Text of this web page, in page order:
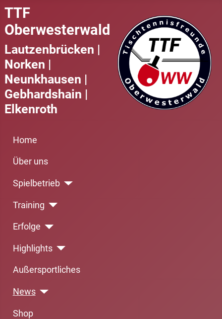
TTF
Oberwesterwald
Lautzenbrücken |
Norken |
Neunkhausen |
Gebhardshain |
Elkenroth
Home
Über uns
Spielbetrieb
Training
Erfolge
Highlights
Außersportliches
News
Shop